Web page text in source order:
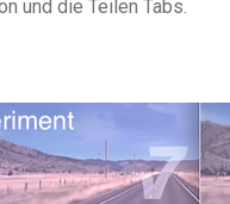
und die Teilen Tabs.